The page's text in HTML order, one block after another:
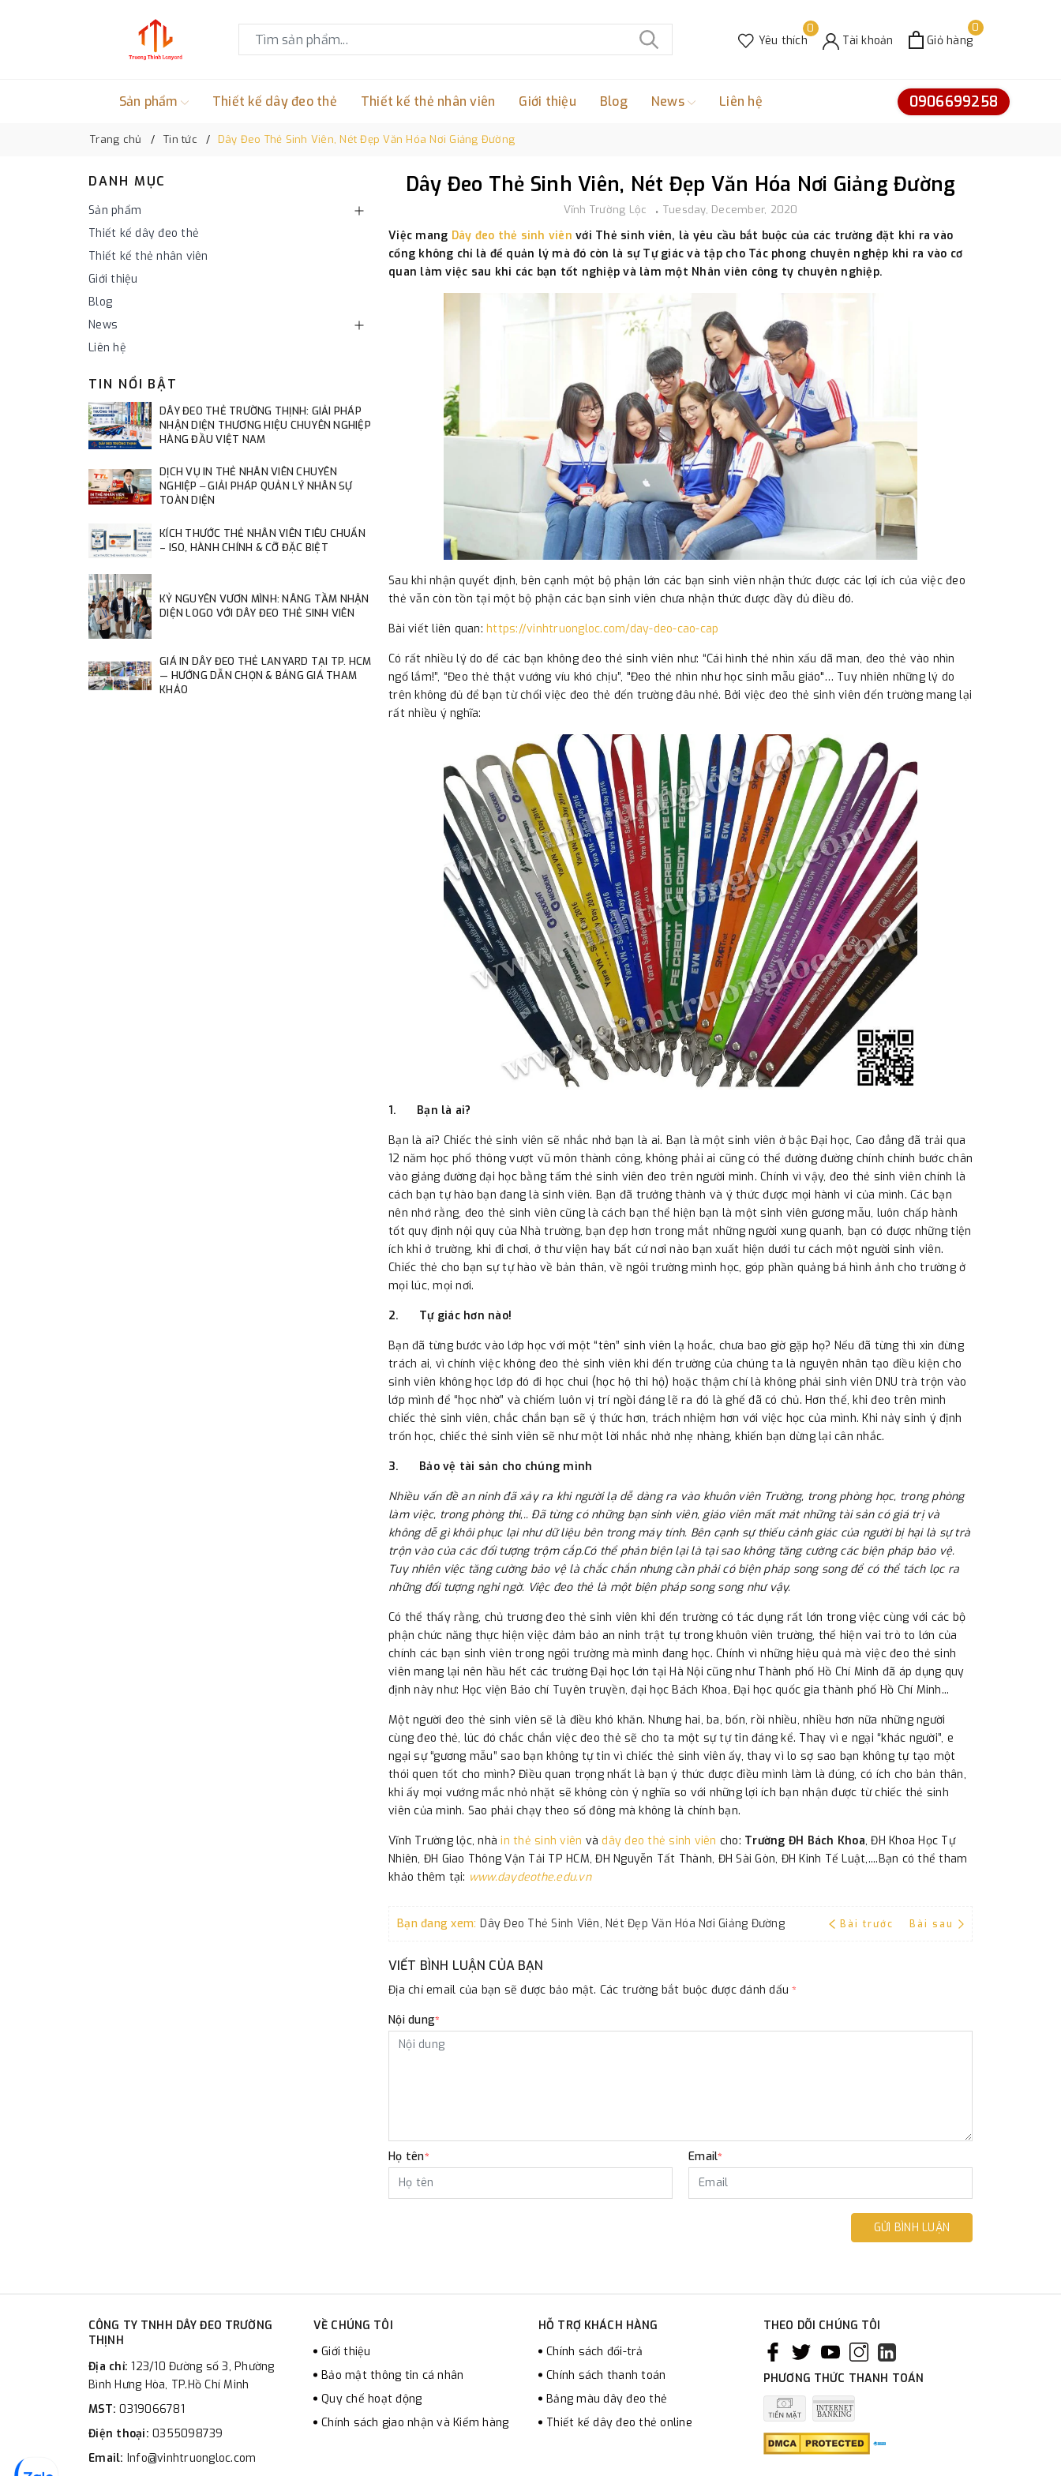
0
Yêu thích Tài khoản
0
Giỏ hàng
Sản phẩm Thiết kế dây đeo thẻ Thiết kế thẻ nhân viên Giới thiệu Blog News Liên hệ 0906699258
Trang chủ Tin tức Dây Đeo Thẻ Sinh Viên, Nét Đẹp Văn Hóa Nơi Giảng Đường
DANH MỤC
Sản phẩm
Thiết kế dây đeo thẻ
Thiết kế thẻ nhân viên
Giới thiệu
Blog
News
Liên hệ
TIN NỔI BẬT
DÂY ĐEO THẺ TRƯỜNG THỊNH: GIẢI PHÁP
NHẬN DIỆN THƯƠNG HIỆU CHUYÊN NGHIỆP
HÀNG ĐẦU VIỆT NAM
DỊCH VỤ IN THẺ NHÂN VIÊN CHUYÊN
NGHIỆP ‒ GIẢI PHÁP QUẢN LÝ NHÂN SỰ
TOÀN DIỆN
KÍCH THƯỚC THẺ NHÂN VIÊN TIÊU CHUẨN
– ISO, HÀNH CHÍNH & CỠ ĐẶC BIỆT
KỶ NGUYÊN VƯƠN MÌNH: NÂNG TẦM NHẬN
DIỆN LOGO VỚI DÂY ĐEO THẺ SINH VIÊN
GIÁ IN DÂY ĐEO THẺ LANYARD TẠI TP. HCM
— HƯỚNG DẪN CHỌN & BẢNG GIÁ THAM
KHẢO
Dây Đeo Thẻ Sinh Viên, Nét Đẹp Văn Hóa Nơi Giảng Đường
Vĩnh Trường Lộc Tuesday, December, 2020
Việc mang Dây đeo thẻ sinh viên với Thẻ sinh viên, là yêu cầu bắt buộc của các trường đặt khi ra vào
cổng không chỉ là để quản lý mà đó còn là sự Tự giác và tập cho Tác phong chuyên nghệp khi ra vào cơ
quan làm việc sau khi các bạn tốt nghiệp và làm một Nhân viên công ty chuyên nghiệp.
Sau khi nhận quyết định, bên cạnh một bộ phận lớn các bạn sinh viên nhận thức được các lợi ích của việc đeo
thẻ vẫn còn tồn tại một bộ phận các bạn sinh viên chưa nhận thức được đầy đủ điều đó.
Bài viết liên quan: https://vinhtruongloc.com/day-deo-cao-cap
Có rất nhiều lý do để các bạn không đeo thẻ sinh viên như: “Cái hình thẻ nhìn xấu dã man, đeo thẻ vào nhìn
ngố lắm!”, “Đeo thẻ thật vướng víu khó chịu”, "Đeo thẻ nhìn như học sinh mẫu giáo"… Tuy nhiên những lý do
trên không đủ để bạn từ chối việc đeo thẻ đến trường đâu nhé. Bởi việc đeo thẻ sinh viên đến trường mang lại
rất nhiều ý nghĩa:
1. Bạn là ai?
Bạn là ai? Chiếc thẻ sinh viên sẽ nhắc nhở bạn là ai. Bạn là một sinh viên ở bậc Đại học, Cao đẳng đã trải qua
12 năm học phổ thông vượt vũ môn thành công, không phải ai cũng có thể đường đường chính chính bước chân
vào giảng đường đại học bằng tấm thẻ sinh viên đeo trên người mình. Chính vì vậy, đeo thẻ sinh viên chính là
cách bạn tự hào bạn đang là sinh viên. Bạn đã trưởng thành và ý thức được mọi hành vi của mình. Các bạn
nên nhớ rằng, đeo thẻ sinh viên cũng là cách bạn thể hiện bạn là một sinh viên gương mẫu, luôn chấp hành
tốt quy định nội quy của Nhà trường, bạn đẹp hơn trong mắt những người xung quanh, bạn có được những tiện
ích khi ở trường, khi đi chơi, ở thư viện hay bất cứ nơi nào bạn xuất hiện dưới tư cách một người sinh viên.
Chiếc thẻ cho bạn sự tự hào về bản thân, về ngôi trường mình học, góp phần quảng bá hình ảnh cho trường ở
mọi lúc, mọi nơi.
2. Tự giác hơn nào!
Bạn đã từng bước vào lớp học với một “tên” sinh viên lạ hoắc, chưa bao giờ gặp họ? Nếu đã từng thì xin đừng
trách ai, vì chính việc không đeo thẻ sinh viên khi đến trường của chúng ta là nguyên nhân tạo điều kiện cho
sinh viên không học lớp đó đi học chui (học hộ thi hộ) hoặc thậm chí là không phải sinh viên DNU trà trộn vào
lớp mình để “học nhờ” và chiếm luôn vị trí ngồi đáng lẽ ra đó là ghế đã có chủ. Hơn thế, khi đeo trên mình
chiếc thẻ sinh viên, chắc chắn bạn sẽ ý thức hơn, trách nhiệm hơn với việc học của mình. Khi nảy sinh ý định
trốn học, chiếc thẻ sinh viên sẽ như một lời nhắc nhở nhẹ nhàng, khiến bạn dừng lại cân nhắc.
3. Bảo vệ tài sản cho chúng mình
Nhiều vấn đề an ninh đã xảy ra khi người lạ dễ dàng ra vào khuôn viên Trường, trong phòng học, trong phòng
làm việc, trong phòng thi,.. Đã từng có những bạn sinh viên, giáo viên mất mát những tài sản có giá trị và
không dễ gì khôi phục lại như dữ liệu bên trong máy tính. Bên cạnh sự thiếu cảnh giác của người bị hại là sự trà
trộn vào của các đối tượng trộm cắp.Có thể phản biện lại là tại sao không tăng cường các biện pháp bảo vệ.
Tuy nhiên việc tăng cường bảo vệ là chắc chắn nhưng cần phải có biện pháp song song để có thể tách lọc ra
những đối tượng nghi ngờ. Việc đeo thẻ là một biện pháp song song như vậy.
Có thể thấy rằng, chủ trương đeo thẻ sinh viên khi đến trường có tác dụng rất lớn trong việc cùng với các bộ
phận chức năng thực hiện việc đảm bảo an ninh trật tự trong khuôn viên trường, thể hiện vai trò to lớn của
chính các bạn sinh viên trong ngôi trường mà mình đang học. Chính vì những hiệu quả mà việc đeo thẻ sinh
viên mang lại nên hầu hết các trường Đại học lớn tại Hà Nội cũng như Thành phố Hồ Chí Minh đã áp dụng quy
định này như: Học viện Báo chí Tuyên truyền, đại học Bách Khoa, Đại học quốc gia thành phố Hồ Chí Minh...
Một người đeo thẻ sinh viên sẽ là điều khó khăn. Nhưng hai, ba, bốn, rồi nhiều, nhiều hơn nữa những người
cùng đeo thẻ, lúc đó chắc chắn việc đeo thẻ sẽ cho ta một sự tự tin đáng kể. Thay vì e ngại “khác người”, e
ngại sự “gương mẫu” sao bạn không tự tin vì chiếc thẻ sinh viên ấy, thay vì lo sợ sao bạn không tự tạo một
thói quen tốt cho mình? Điều quan trọng nhất là bạn ý thức được điều mình làm là đúng, có ích cho bản thân,
khi ấy mọi vướng mắc nhỏ nhặt sẽ không còn ý nghĩa so với những lợi ích bạn nhận được từ chiếc thẻ sinh
viên của mình. Sao phải chạy theo số đông mà không là chính bạn.
Vĩnh Trường lộc, nhàin thẻ sinh viên vàdây đeo thẻ sinh viên cho: Trường ĐH Bách Khoa, ĐH Khoa Học Tự
Nhiên, ĐH Giao Thông Vận Tải TP HCM, ĐH Nguyễn Tất Thành, ĐH Sài Gòn, ĐH Kinh Tế Luật,....Bạn có thể tham
khảo thêm tại: www.daydeothe.edu.vn
Bạn đang xem: Dây Đeo Thẻ Sinh Viên, Nét Đẹp Văn Hóa Nơi Giảng Đường Bài trước Bài sau
VIẾT BÌNH LUẬN CỦA BẠN
Địa chỉ email của bạn sẽ được bảo mật. Các trường bắt buộc được đánh dấu*
Nội dung*
Họ tên* Email*
GỬI BÌNH LUẬN
CÔNG TY TNHH DÂY ĐEO TRƯỜNG
THỊNH
Địa chỉ:123/10 Đường số 3, Phường
Bình Hưng Hòa, TP.Hồ Chí Minh
MST:0319066781
Điện thoại: 0355098739
Email: Info@vinhtruongloc.com
VỀ CHÚNG TÔI
Giới thiệu
Bảo mật thông tin cá nhân
Quy chế hoạt động
Chính sách giao nhận và Kiểm hàng
HỖ TRỢ KHÁCH HÀNG
Chính sách đổi-trả
Chính sách thanh toán
Bảng màu dây đeo thẻ
Thiết kế dây đeo thẻ online
THEO DÕI CHÚNG TÔI
PHƯƠNG THỨC THANH TOÁN